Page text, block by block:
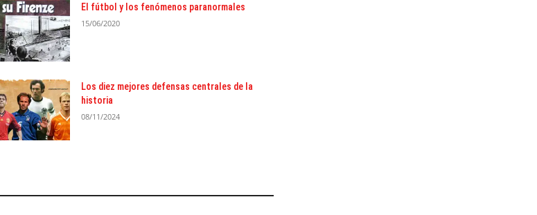
El fútbol y los fenómenos paranormales
15/06/2020
Los diez mejores defensas centrales de la
historia
08/11/2024